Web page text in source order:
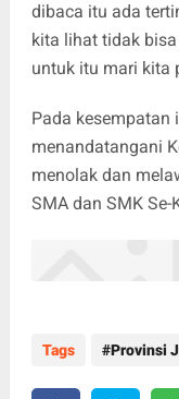
dibaca itu ada
kita lihat tidak
untuk itu mari kita
Pada kesempatan
menandatangani
menolak dan
SMA dan SMK
Tags Provinsi